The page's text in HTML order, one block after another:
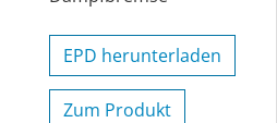
EPD herunterladen
Zum Produkt